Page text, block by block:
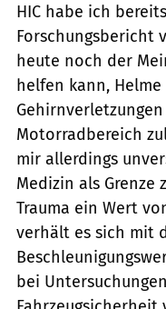
HIC habe ich
Forschungsbericht
heute noch der
helfen kann,
Motorradbereich
mir allerdings
Medizin als Grenze
Trauma ein Wert
verhält es sich mit
bei